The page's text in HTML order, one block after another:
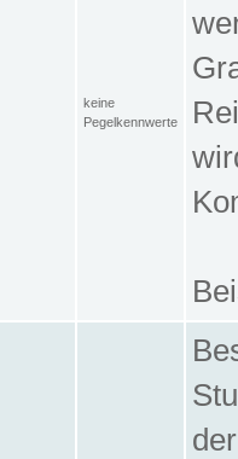
keine
Pegelkennwerte